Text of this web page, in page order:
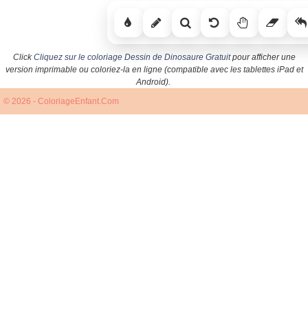
ClickCliquez sur le coloriage Dessin de Dinosaure Gratuitpour afficher une
version imprimable ou coloriez-la en ligne (compatible avec les tablettes iPad et
Android).
© 2026 - ColoriageEnfant.Com